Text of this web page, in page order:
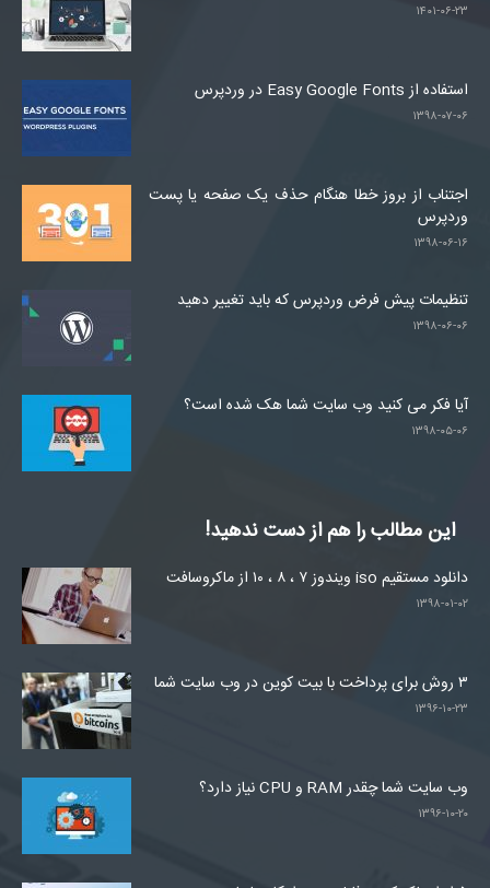
۱۴۰۱-۰۶-۲۳
استفاده از Easy Google Fonts در وردپرس
۱۳۹۸-۰۷-۰۶
اجتناب از بروز خطا هنگام حذف یک صفحه یا پست
وردپرس
۱۳۹۸-۰۶-۱۶
تنظیمات پیش فرض وردپرس که باید تغییر دهید
۱۳۹۸-۰۶-۰۶
آیا فکر می کنید وب سایت شما هک شده است؟
۱۳۹۸-۰۵-۰۶
این مطالب را هم از دست ندهید!
دانلود مستقیم iso ویندوز ۷ ، ۸ ، ۱۰ از ماکروسافت
۱۳۹۸-۰۱-۰۲
۳ روش برای پرداخت با بیت کوین در وب سایت شما
۱۳۹۶-۱۰-۲۳
وب سایت شما چقدر RAM و CPU نیاز دارد؟
۱۳۹۶-۱۰-۲۰